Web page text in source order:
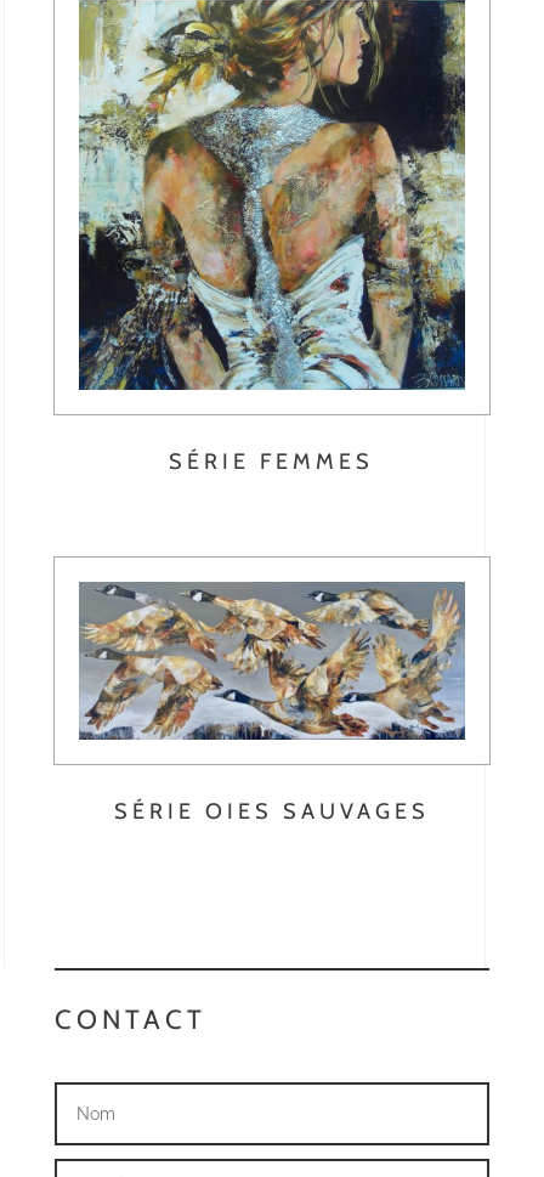
SÉRIE FEMMES
SÉRIE OIES SAUVAGES
CONTACT